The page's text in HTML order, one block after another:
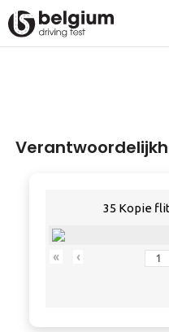
35 Kopie
« ‹